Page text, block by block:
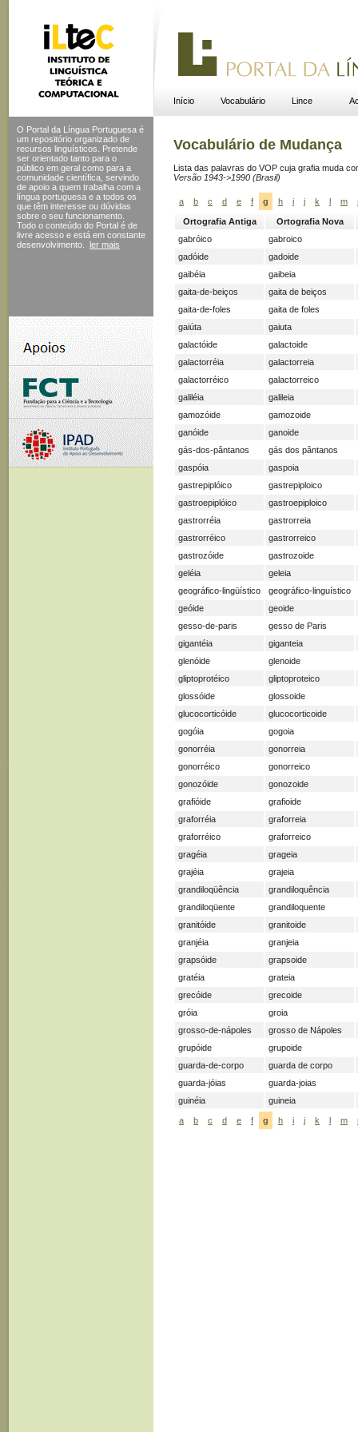
Início Vocabulário Lince
O Portal da Língua Portuguesa é
um repositório organizado de
recursos linguísticos. Pretende
ser orientado tanto para o
público em geral como para a
comunidade científica, servindo
de apoio a quem trabalha com a
língua portuguesa e a todos os
que têm interesse ou dúvidas
sobre o seu funcionamento.
Todo o conteúdo do Portal é de
livre acesso e está em constante
desenvolvimento.
ler mais
Vocabulário de Mudança
Lista das palavras do VOP cuja grafia muda
Versão 1943->1990 (Brasil)
a b c d e f g h i j k l m
Ortografia Antiga
Ortografia Nova
gabróico
gabroico
gadóide
gadoide
gaibéia
gaibeia
gaita-de-beiços
gaita de beiços
gaita-de-foles
gaita de foles
gaiúta
gaiuta
galactóide
galactoide
galactorréia
galactorreia
galactorréico
galactorreico
galiléia
galileia
gamozóide
gamozoide
ganóide
ganoide
gás-dos-pântanos
gás dos pântanos
gaspóia
gaspoia
gastrepiplóico
gastrepiploico
gastroepiplóico
gastroepiploico
gastrorréia
gastrorreia
gastrorréico
gastrorreico
gastrozóide
gastrozoide
geléia
geleia
geográfico-lingüístico
geográfico-linguístico
geóide
geoide
gesso-de-paris
gesso de Paris
gigantéia
giganteia
glenóide
glenoide
gliptoprotéico
gliptoproteico
glossóide
glossoide
glucocorticóide
glucocorticoide
gogóia
gogoia
gonorréia
gonorreia
gonorréico
gonorreico
gonozóide
gonozoide
grafióide
grafioide
graforréia
graforreia
graforréico
graforreico
gragéia
grageia
grajéia
grajeia
grandiloqüência
grandiloquência
grandiloqüente
grandiloquente
granitóide
granitoide
granjéia
granjeia
grapsóide
grapsoide
gratéia
grateia
grecóide
grecoide
gróia
groia
grosso-de-nápoles
grosso de Nápoles
grupóide
grupoide
guarda-de-corpo
guarda de corpo
guarda-jóias
guarda-joias
guinéia
guineia
a b c d e f g h i j k l m